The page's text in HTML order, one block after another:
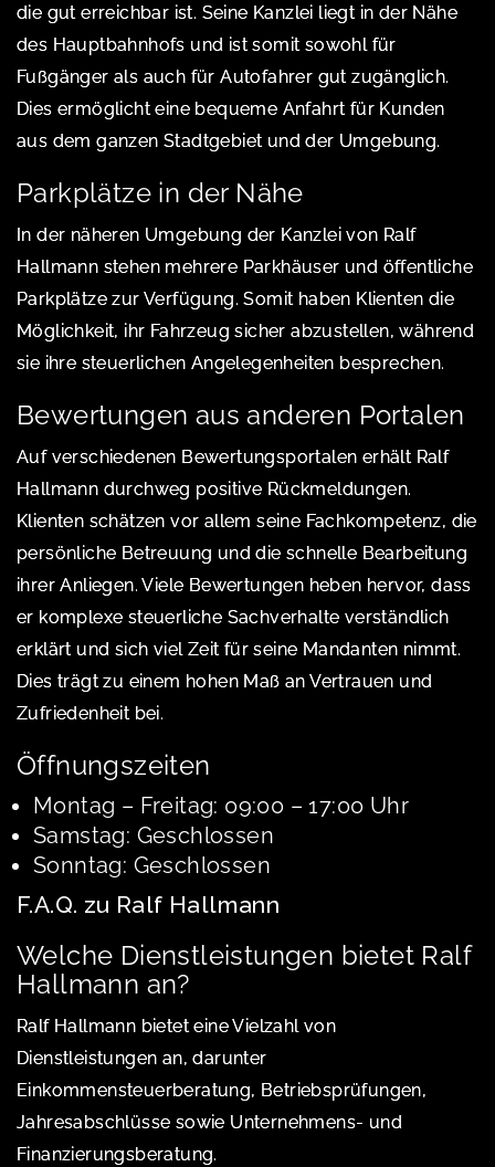
die gut erreichbar ist. Seine Kanzlei liegt in der Nähe
des Hauptbahnhofs und ist somit sowohl für
Fußgänger als auch für Autofahrer gut zugänglich.
Dies ermöglicht eine bequeme Anfahrt für Kunden
aus dem ganzen Stadtgebiet und der Umgebung.
Parkplätze in der Nähe
In der näheren Umgebung der Kanzlei von Ralf
Hallmann stehen mehrere Parkhäuser und öffentliche
Parkplätze zur Verfügung. Somit haben Klienten die
Möglichkeit, ihr Fahrzeug sicher abzustellen, während
sie ihre steuerlichen Angelegenheiten besprechen.
Bewertungen aus anderen Portalen
Auf verschiedenen Bewertungsportalen erhält Ralf
Hallmann durchweg positive Rückmeldungen.
Klienten schätzen vor allem seine Fachkompetenz, die
persönliche Betreuung und die schnelle Bearbeitung
ihrer Anliegen. Viele Bewertungen heben hervor, dass
er komplexe steuerliche Sachverhalte verständlich
erklärt und sich viel Zeit für seine Mandanten nimmt.
Dies trägt zu einem hohen Maß an Vertrauen und
Zufriedenheit bei.
Öffnungszeiten
Montag – Freitag: 09:00 – 17:00 Uhr
Samstag: Geschlossen
Sonntag: Geschlossen
F.A.Q. zu Ralf Hallmann
Welche Dienstleistungen bietet Ralf
Hallmann an?
Ralf Hallmann bietet eine Vielzahl von
Dienstleistungen an, darunter
Einkommensteuerberatung, Betriebsprüfungen,
Jahresabschlüsse sowie Unternehmens- und
Finanzierungsberatung.